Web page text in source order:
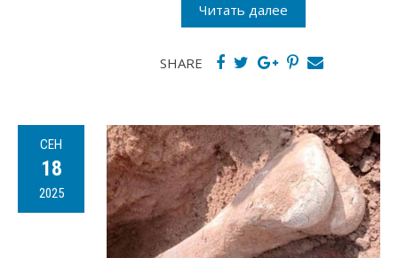
Читать далее
SHARE
СЕН
18
2025